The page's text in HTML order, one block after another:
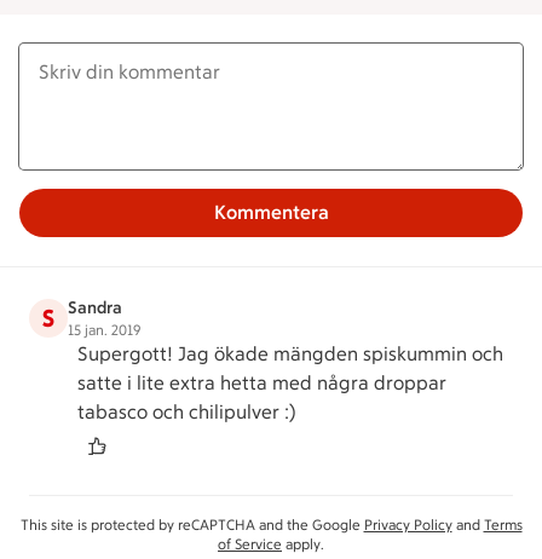
Kommentera
S Sandra
15 jan. 2019
Supergott! Jag ökade mängden spiskummin och
satte i lite extra hetta med några droppar
tabasco och chilipulver :)
This site is protected by reCAPTCHA and the Google Privacy Policyand Terms
of Service apply.